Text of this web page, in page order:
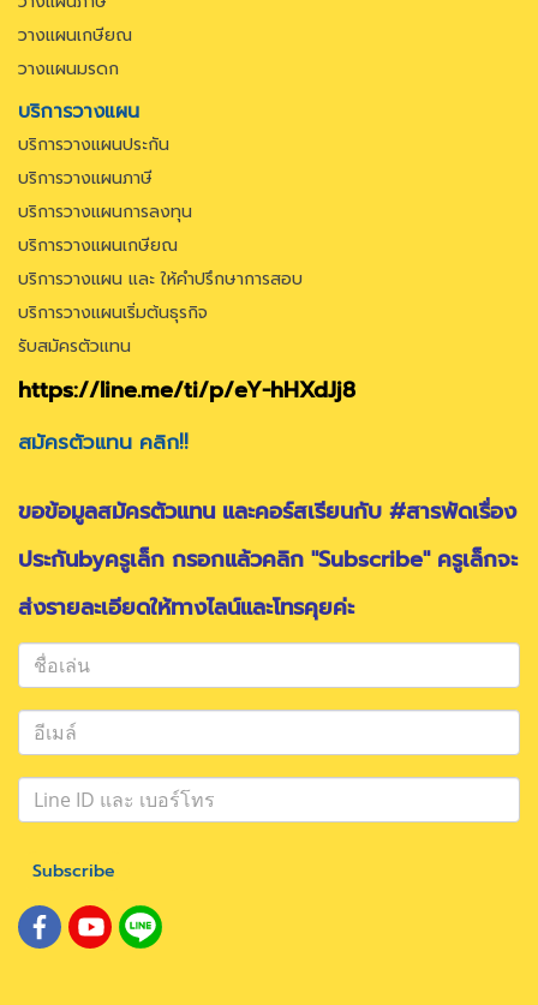
วางแผนเกษียณ
วางแผนมรดก
บริการวางแผน
บริการวางแผนประกัน
บริการวางแผนภาษี
บริการวางแผนการลงทุน
บริการวางแผนเกษียณ
บริการวางแผน และ ให้คำปรึกษาการสอบ
บริการวางแผนเริ่มต้นธุรกิจ
รับสมัครตัวแทน
https://line.me/ti/p/eY-hHXdJj8
สมัครตัวแทน คลิก!!
ขอข้อมูลสมัครตัวแทน และคอร์สเรียนกับ #สารพัดเรื่อง
ประกันbyครูเล็ก กรอกแล้วคลิก "Subscribe" ครูเล็กจะ
ส่งรายละเอียดให้ทางไลน์และโทรคุยค่ะ
Subscribe